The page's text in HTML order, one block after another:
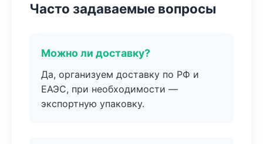
Часто задаваемые вопросы
Можно ли доставку?
Да, организуем доставку по РФ и
ЕАЭС, при необходимости —
экспортную упаковку.